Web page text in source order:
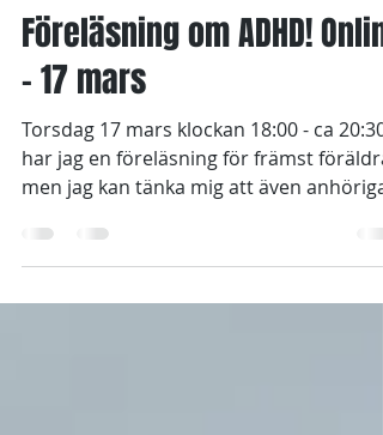
4 mars 2022
1 min läsning
Föreläsning om ADHD! Online
- 17 mars
Torsdag 17 mars klockan 18:00 - ca 20:30
har jag en föreläsning för främst
men jag kan tänka mig att även anhöriga